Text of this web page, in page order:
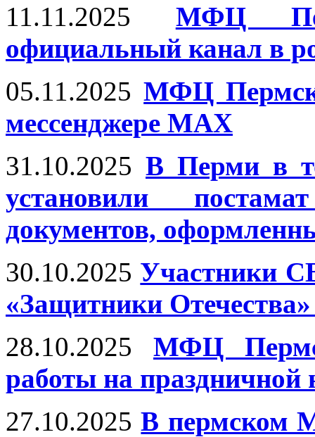
11.11.2025
МФЦ
официальный канал в
05.11.2025 МФЦ
мессенджере MAX
31.10.2025 В Перми в
установили
документов,
30.10.2025 Участники
«Защитники
28.10.2025
МФЦ
работы на праздничной
27.10.2025 В пермском